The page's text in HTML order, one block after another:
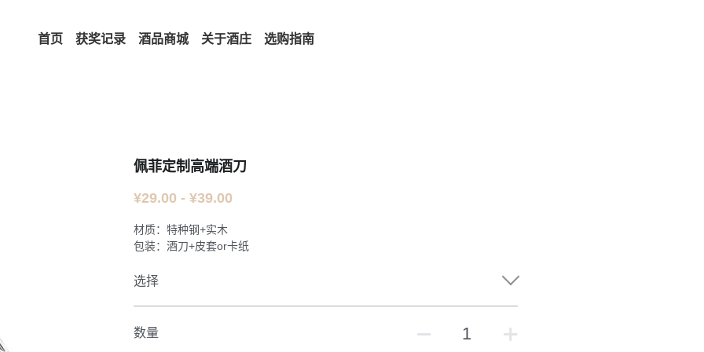
首页 获奖记录 酒品商城 关于酒庄 选购指南
佩菲定制高端酒刀
¥29.00 - ¥39.00
材质：特种钢+实木
包装：酒刀+皮套or卡纸
选择
数量